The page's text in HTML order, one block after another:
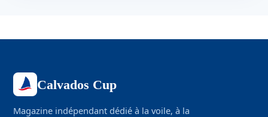
Calvados Cup
Magazine indépendant dédié à la voile, à la